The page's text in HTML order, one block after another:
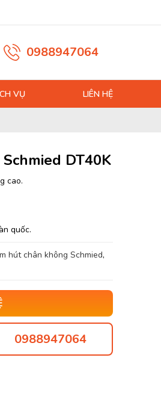
0988947064
VỤ LIÊN HỆ
DT40K
cao.
quốc.
hút chân không Schmied,
0988947064